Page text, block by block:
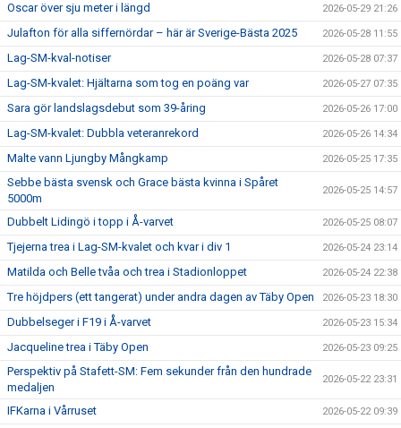
Oscar över sju meter i längd 2026-05-29 21:26
Julafton för alla siffernördar – här är Sverige-Bästa 2025 2026-05-28 11:55
Lag-SM-kval-notiser 2026-05-28 07:37
Lag-SM-kvalet: Hjältarna som tog en poäng var 2026-05-27 07:35
Sara gör landslagsdebut som 39-åring 2026-05-26 17:00
Lag-SM-kvalet: Dubbla veteranrekord 2026-05-26 14:34
Malte vann Ljungby Mångkamp 2026-05-25 17:35
Sebbe bästa svensk och Grace bästa kvinna i Spåret
5000m
2026-05-25 14:57
Dubbelt Lidingö i topp i Å-varvet 2026-05-25 08:07
Tjejerna trea i Lag-SM-kvalet och kvar i div 1 2026-05-24 23:14
Matilda och Belle tvåa och trea i Stadionloppet 2026-05-24 22:38
Tre höjdpers (ett tangerat) under andra dagen av Täby Open 2026-05-23 18:30
Dubbelseger i F19 i Å-varvet 2026-05-23 15:34
Jacqueline trea i Täby Open 2026-05-23 09:25
Perspektiv på Stafett-SM: Fem sekunder från den hundrade
medaljen
2026-05-22 23:31
IFKarna i Vårruset 2026-05-22 09:39